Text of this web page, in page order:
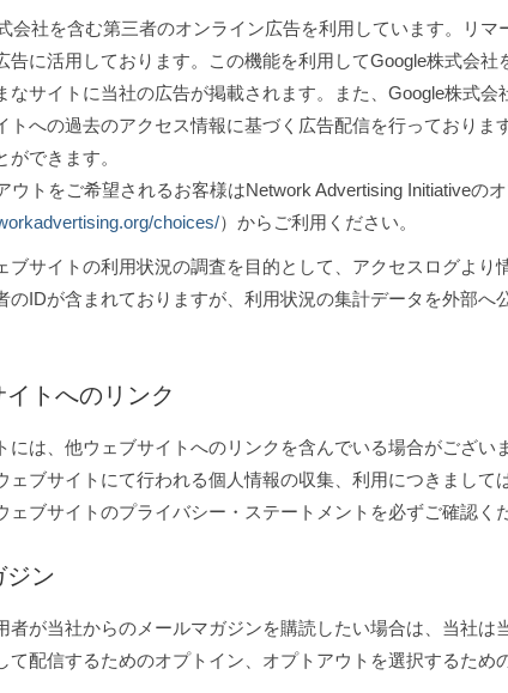
会社を含む第三者のオンライン広告を利用しています。リ
告に活用しております。この機能を利用してGoogle株式会
なサイトに当社の広告が掲載されます。また、Google株式
トへの過去のアクセス情報に基づく広告配信を行っており
ができます。
ウトをご希望されるお客様はNetwork Advertising Initiativeの
choices/）からご利用ください。
ブサイトの利用状況の調査を目的として、アクセスログより
のIDが含まれておりますが、利用状況の集計データを外部へ
トへのリンク
には、他ウェブサイトへのリンクを含んでいる場合がござい
ェブサイトにて行われる個人情報の収集、利用につきまして
ェブサイトのプライバシー・ステートメントを必ずご確認く
ジン
者が当社からのメールマガジンを購読したい場合は、当社は
て配信するためのオプトイン、オプトアウトを選択するため